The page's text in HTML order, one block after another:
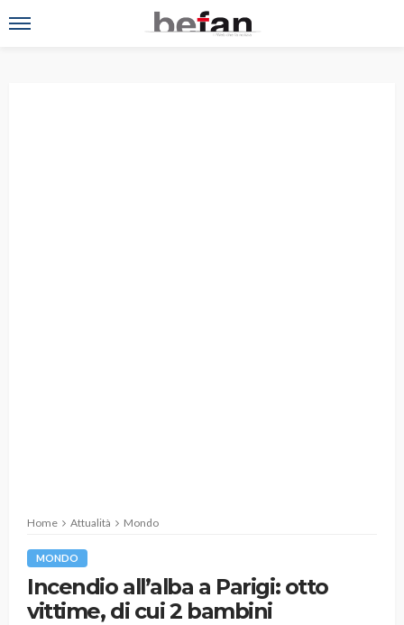
Home Attualità Mondo
MONDO
Incendio all’alba a Parigi: otto
vittime, di cui 2 bambini